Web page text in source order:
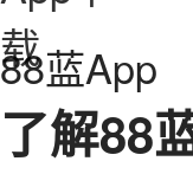
88蓝App
了解88